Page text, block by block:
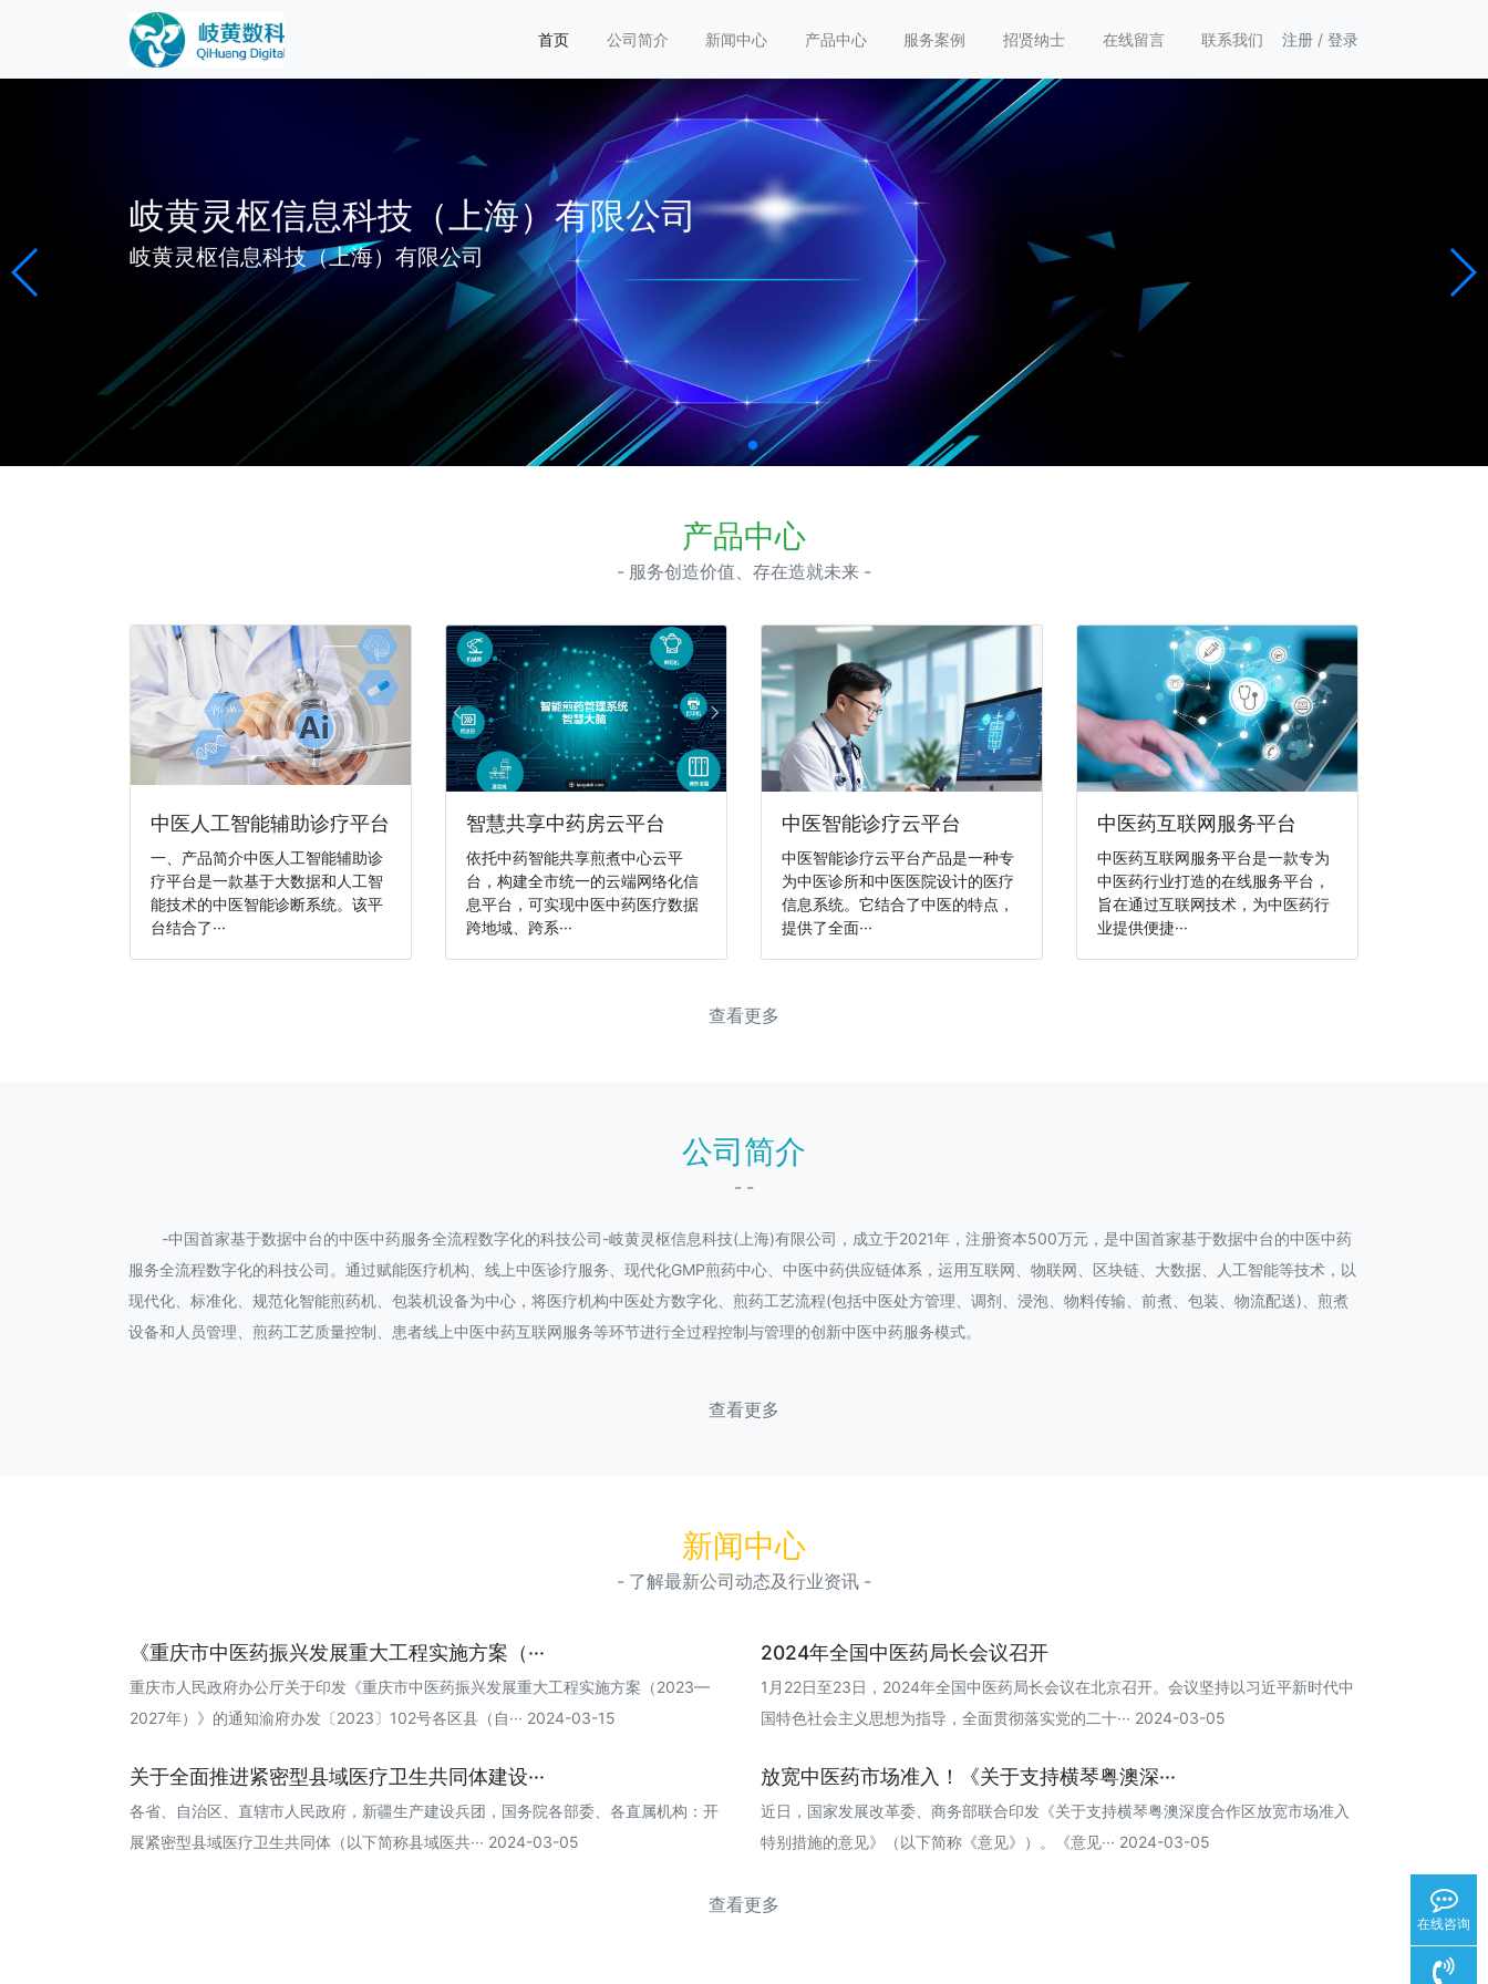
首页 公司简介 新闻中心 产品中心 服务案例 招贤纳士 在线留言 联系我们 注册 / 登录
岐黄灵枢信息科技（上海）有限公司
岐黄灵枢信息科技（上海）有限公司
产品中心
- 服务创造价值、存在造就未来 -
中医人工智能辅助诊疗平台
一、产品简介中医人工智能辅助诊
疗平台是一款基于大数据和人工智
能技术的中医智能诊断系统。该平
台结合了···
智慧共享中药房云平台
依托中药智能共享煎煮中心云平
台，构建全市统一的云端网络化信
息平台，可实现中医中药医疗数据
跨地域、跨系···
中医智能诊疗云平台
中医智能诊疗云平台产品是一种专
为中医诊所和中医医院设计的医疗
信息系统。它结合了中医的特点，
提供了全面···
中医药互联网服务平台
中医药互联网服务平台是一款专为
中医药行业打造的在线服务平台，
旨在通过互联网技术，为中医药行
业提供便捷···
查看更多
公司简介
- -
-中国首家基于数据中台的中医中药服务全流程数字化的科技公司-岐黄灵枢信息科技(上海)有限公司，成立于2021年，注册资本500万元，是中国首家基于数据中台的中医中药
服务全流程数字化的科技公司。通过赋能医疗机构、线上中医诊疗服务、现代化GMP煎药中心、中医中药供应链体系，运用互联网、物联网、区块链、大数据、人工智能等技术，以
现代化、标准化、规范化智能煎药机、包装机设备为中心，将医疗机构中医处方数字化、煎药工艺流程(包括中医处方管理、调剂、浸泡、物料传输、前煮、包装、物流配送)、煎煮
设备和人员管理、煎药工艺质量控制、患者线上中医中药互联网服务等环节进行全过程控制与管理的创新中医中药服务模式。
查看更多
新闻中心
- 了解最新公司动态及行业资讯 -
《重庆市中医药振兴发展重大工程实施方案（···
重庆市人民政府办公厅关于印发《重庆市中医药振兴发展重大工程实施方案（2023—
2027年）》的通知渝府办发〔2023〕102号各区县（自··· 2024-03-15
2024年全国中医药局长会议召开
1月22日至23日，2024年全国中医药局长会议在北京召开。会议坚持以习近平新时代中
国特色社会主义思想为指导，全面贯彻落实党的二十··· 2024-03-05
关于全面推进紧密型县域医疗卫生共同体建设···
各省、自治区、直辖市人民政府，新疆生产建设兵团，国务院各部委、各直属机构：开
展紧密型县域医疗卫生共同体（以下简称县域医共··· 2024-03-05
放宽中医药市场准入！《关于支持横琴粤澳深···
近日，国家发展改革委、商务部联合印发《关于支持横琴粤澳深度合作区放宽市场准入
特别措施的意见》（以下简称《意见》）。《意见··· 2024-03-05
查看更多
在线咨询